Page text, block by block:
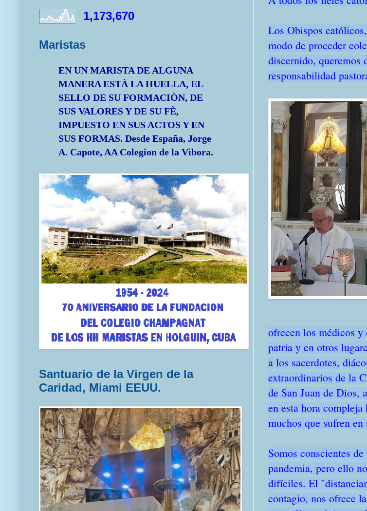
Los Obispos
modo de proceder
discernido, queremos
responsabilidad
ofrecen los médicos
patria y en otros
a los sacerdotes,
extraordinarios de la
de San Juan de Dios,
en esta hora
muchos que sufren
Somos conscientes
pandemia, pero ello
difíciles. El
contagio, nos ofrece
1,173,670
Maristas
EN UN MARISTA DE ALGUNA
MANERA ESTÀ LA HUELLA, EL
SELLO DE SU FORMACIÒN, DE
SUS VALORES Y DE SU FÈ,
IMPUESTO EN SUS ACTOS Y EN
SUS FORMAS. Desde España, Jorge
A. Capote, AA Colegion de la Vìbora.
Santuario de la Virgen de la
Caridad, Miami EEUU.